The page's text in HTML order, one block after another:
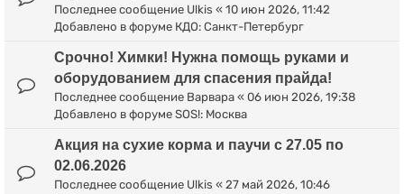
Последнее сообщение Ulkis « 10 июн 2026, 11:42
Добавлено в форуме КДО: Санкт-Петербург
Срочно! Химки! Нужна помощь руками и
оборудованием для спасения прайда!
Последнее сообщение Варвара « 06 июн 2026, 19:38
Добавлено в форуме SOS!: Москва
Акция на сухие корма и паучи с 27.05 по
02.06.2026
Последнее сообщение Ulkis « 27 май 2026, 10:46